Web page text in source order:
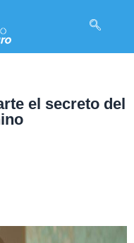
el secreto del